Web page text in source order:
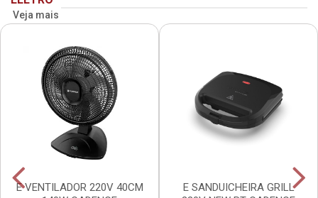
Veja mais
E VENTILADOR 220V 40CM
E SANDUICHEIRA GRILL